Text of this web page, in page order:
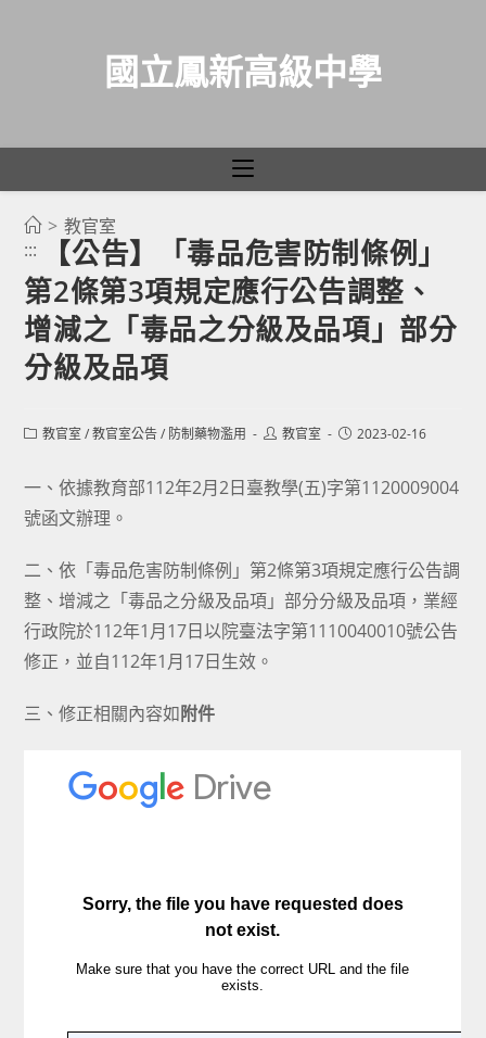
國立鳳新高級中學
> 教官室
:::
【公告】「毒品危害防制條例」
第2條第3項規定應行公告調整、
增減之「毒品之分級及品項」部分
分級及品項
Post教官室 / 教官室公告 / 防制藥物濫用
Post教官室
Post2023-02-16
一、依據教育部112年2月2日臺教學(五)字第1120009004
號函文辦理。
二、依「毒品危害防制條例」第2條第3項規定應行公告調
整、增減之「毒品之分級及品項」部分分級及品項，業經
行政院於112年1月17日以院臺法字第1110040010號公告
修正，並自112年1月17日生效。
三、修正相關內容如附件